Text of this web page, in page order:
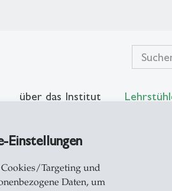
Einstellungen
Targeting und
Daten, um
über das Institut